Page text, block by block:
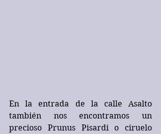
En la entrada de la calle Asalto
también nos encontramos un
precioso Prunus Pisardi o ciruelo